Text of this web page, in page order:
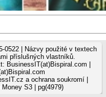
0522 | Názvy použité v textech
příslušných vlastníků.
BusinessIT(at)Bispiral.com |
a ochrana soukromí
Money S3| pg(4979)